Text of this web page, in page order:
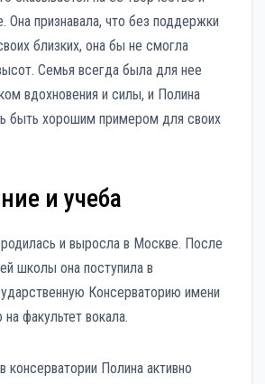
Она признавала, что без поддержки
близких, она бы не смогла
Семья всегда была для нее
вдохновения и силы, и Полина
быть хорошим примером для своих
и учеба
родилась и выросла в Москве. После
школы она поступила в
Консерваторию имени
факультет вокала.
консерватории Полина активно